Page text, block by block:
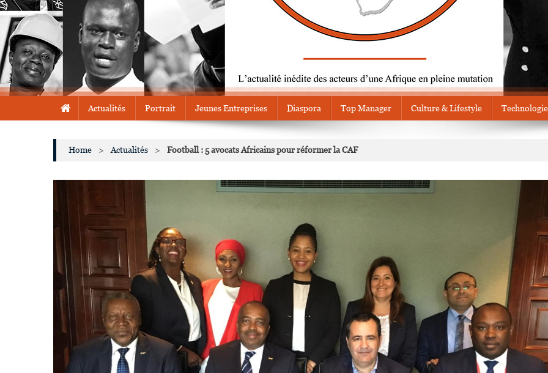
Actualités Portrait Jeunes Entreprises Diaspora Top Manager Culture & Lifestyle
Home > Actualités > Football : 5 avocats Africains pour réformer la CAF